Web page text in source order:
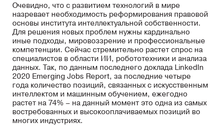
Очевидно, что с развитием технологий в мире
назревает необходимость реформирования правовой
основы института интеллектуальной собственности.
Для решения новых проблем нужны кардинально
иные подходы, мировоззрение и профессиональные
компетенции. Сейчас стремительно растет спрос на
специалистов в области ИИ, робототехники и анализа
данных. Так, по данным последнего доклада LinkedIn
2020 Emerging Jobs Report, за последние четыре
года количество позиций, связанных с искусственным
интеллектом и машинным обучением, ежегодно
растет на 74% – на данный момент это одна из самых
востребованных и высокооплачиваемых позиций во
многих индустриях.